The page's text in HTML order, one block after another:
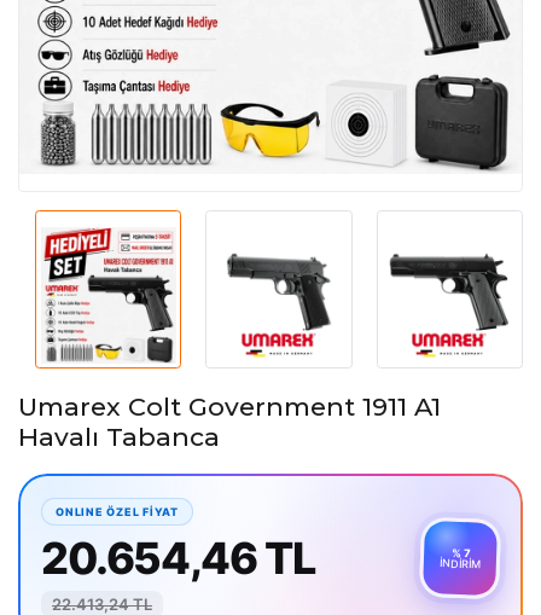
Umarex Colt Government 1911 A1
Havalı Tabanca
% 7
İNDİRİM
22.413,24 TL
20.654,46 TL